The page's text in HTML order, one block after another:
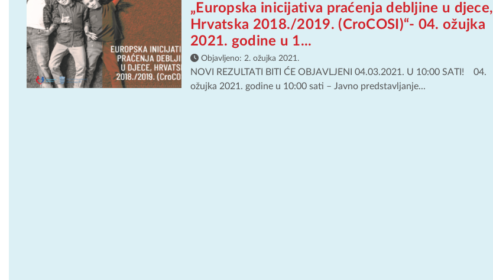
„Europska inicijativa praćenja debljine u djece,
Hrvatska 2018./2019. (CroCOSI)“- 04. ožujka
2021. godine u 1...
Objavljeno: 2. ožujka 2021.
NOVI REZULTATI BITI ĆE OBJAVLJENI 04.03.2021. U 10:00 SATI! 04.
ožujka 2021. godine u 10:00 sati – Javno predstavljanje...